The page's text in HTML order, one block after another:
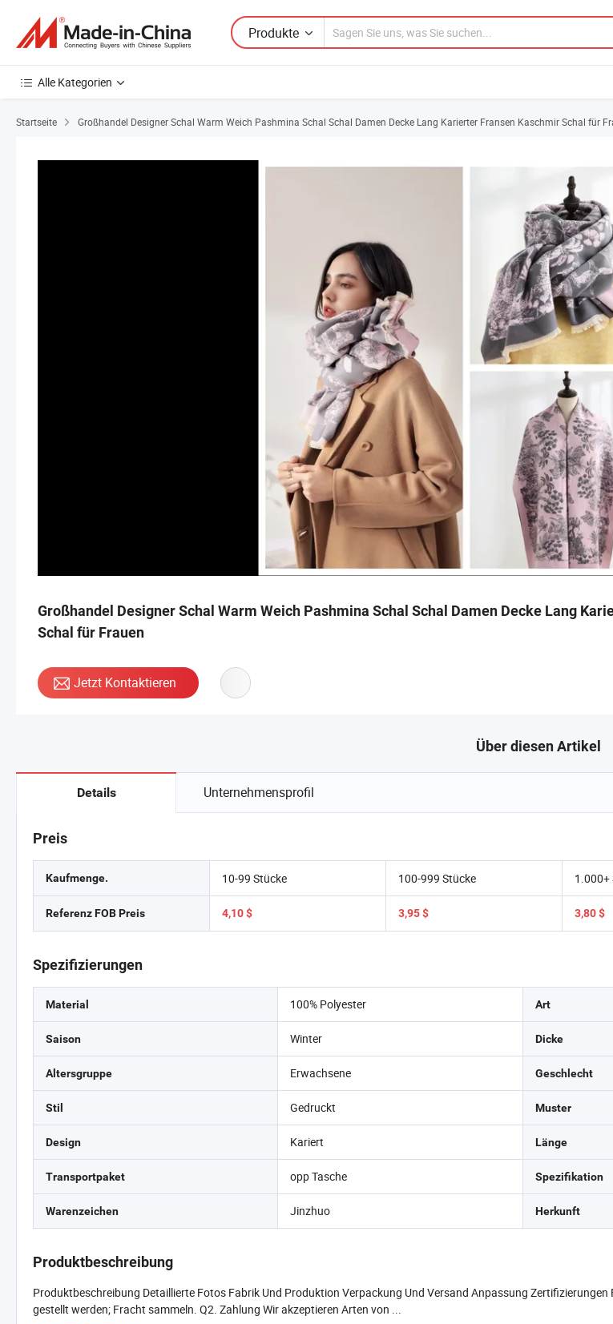
Produkte
Alle Kategorien
Startseite Großhandel Designer Schal Warm Weich Pashmina Schal Schal Damen Decke Lang Karierter Fransen Kaschmir Schal für
Großhandel Designer Schal Warm Weich Pashmina Schal Schal Damen Decke Lang
Schal für Frauen
Jetzt Kontaktieren
Über diesen Artikel
Details Unternehmensprofil
Preis
Kaufmenge.
Referenz FOB Preis
10-99 Stücke
4,10 $
100-999 Stücke
3,95 $
1.000+
3,80 $
Spezifizierungen
Material 100% Polyester Art
Saison Winter Dicke
Altersgruppe Erwachsene Geschlecht
Stil Gedruckt Muster
Design Kariert Länge
Transportpaket opp Tasche Spezifikation
Warenzeichen Jinzhuo Herkunft
Produktbeschreibung
Produktbeschreibung Detaillierte Fotos Fabrik Und Produktion Verpackung Und Versand Anpassung
gestellt werden; Fracht sammeln. Q2. Zahlung Wir akzeptieren Arten von ...